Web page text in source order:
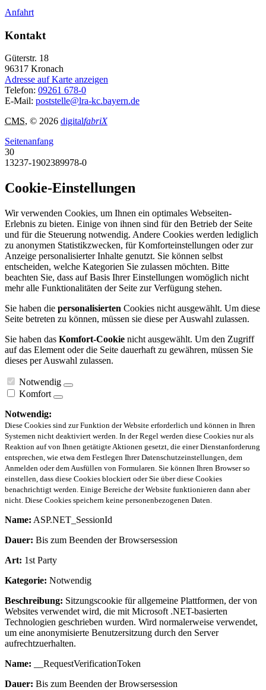
Anfahrt
Kontakt
Güterstr. 18
96317 Kronach
Adresse auf Karte anzeigen
Telefon: 09261 678-0
E-Mail: poststelle@lra-kc.bayern.de
CMS, © 2026 digitalfabriX
Seitenanfang
30
13237-1902389978-0
Cookie-Einstellungen
Wir verwenden Cookies, um Ihnen ein optimales Webseiten-
Erlebnis zu bieten. Einige von ihnen sind für den Betrieb der Seite
und für die Steuerung notwendig. Andere Cookies werden lediglich
zu anonymen Statistikzwecken, für Komforteinstellungen oder zur
Anzeige personalisierter Inhalte genutzt. Sie können selbst
entscheiden, welche Kategorien Sie zulassen möchten. Bitte
beachten Sie, dass auf Basis Ihrer Einstellungen womöglich nicht
mehr alle Funktionalitäten der Seite zur Verfügung stehen.
Sie haben die personalisierten Cookies nicht ausgewählt. Um diese
Seite betreten zu können, müssen sie diese per Auswahl zulassen.
Sie haben das Komfort-Cookie nicht ausgewählt. Um den Zugriff
auf das Element oder die Seite dauerhaft zu gewähren, müssen Sie
dieses per Auswahl zulassen.
Notwendig
Komfort
Notwendig:
Diese Cookies sind zur Funktion der Website erforderlich und können in Ihren
Systemen nicht deaktiviert werden. In der Regel werden diese Cookies nur als
Reaktion auf von Ihnen getätigte Aktionen gesetzt, die einer Dienstanforderung
entsprechen, wie etwa dem Festlegen Ihrer Datenschutzeinstellungen, dem
Anmelden oder dem Ausfüllen von Formularen. Sie können Ihren Browser so
einstellen, dass diese Cookies blockiert oder Sie über diese Cookies
benachrichtigt werden. Einige Bereiche der Website funktionieren dann aber
nicht. Diese Cookies speichern keine personenbezogenen Daten.
Name: ASP.NET_SessionId
Dauer: Bis zum Beenden der Browsersession
Art: 1st Party
Kategorie: Notwendig
Beschreibung: Sitzungscookie für allgemeine Plattformen, der von
Websites verwendet wird, die mit Microsoft .NET-basierten
Technologien geschrieben wurden. Wird normalerweise verwendet,
um eine anonymisierte Benutzersitzung durch den Server
aufrechtzuerhalten.
Name: __RequestVerificationToken
Dauer: Bis zum Beenden der Browsersession